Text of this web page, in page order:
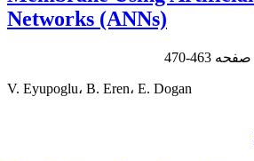
Networks (ANNs)
463-470
V. Eyupoglu، B. Eren، E. Dogan